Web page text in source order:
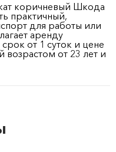
коричневый Шкода
практичный,
для работы или
аренду
от 1 суток и цене
возрастом от 23 лет и